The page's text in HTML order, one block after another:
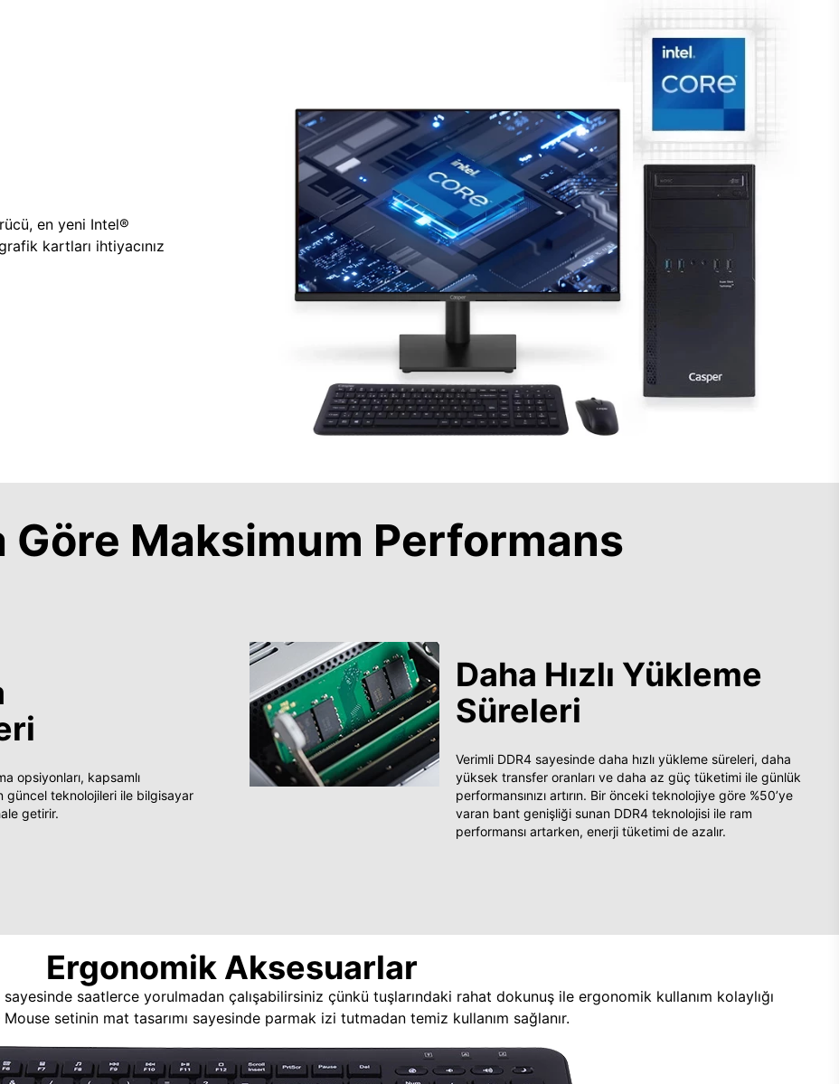
en yeni Intel®
kartları ihtiyacınız
Göre Maksimum Performans
opsiyonları, kapsamlı
teknolojileri ile bilgisayar
getirir.
Daha Hızlı Yükleme
Süreleri
Verimli DDR4 sayesinde daha hızlı yükleme süreleri, daha
yüksek transfer oranları ve daha az güç tüketimi ile günlük
performansınızı artırın. Bir önceki teknolojiye göre %50’ye
varan bant genişliği sunan DDR4 teknolojisi ile ram
performansı artarken, enerji tüketimi de azalır.
Ergonomik Aksesuarlar
saatlerce yorulmadan çalışabilirsiniz çünkü tuşlarındaki rahat dokunuş ile ergonomik kullanım kolaylığı
setinin mat tasarımı sayesinde parmak izi tutmadan temiz kullanım sağlanır.